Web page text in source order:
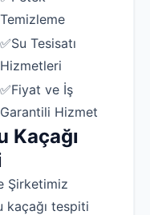
Temizleme
✅Su Tesisatı
Hizmetleri
✅Fiyat ve İş
Garantili Hizmet
Kaçağı
Şirketimiz
kaçağı tespiti